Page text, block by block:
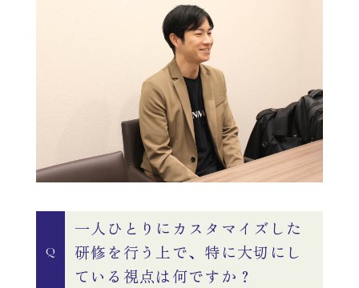
Q
一人ひとりにカスタマイズした
研修を行う上で、特に大切にし
ている視点は何ですか？